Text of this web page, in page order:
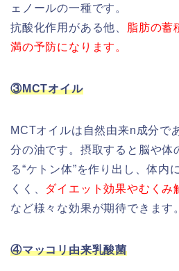
ェノールの一種です。
抗酸化作用がある他、
脂肪の蓄
満の予防になります。
③MCTオイル
MCTオイルは自然由来n成分で
分の油です。摂取すると脳や体
る“ケトン体”を作り出し、体内
くく、 ダイエット効果やむくみ
など様々な効果が期待できます。
④マッコリ由来乳酸菌